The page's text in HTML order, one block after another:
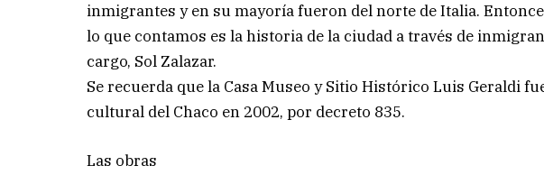
inmigrantes y en su mayoría fueron del norte de Italia.
lo que contamos es la historia de la ciudad a través de
cargo, Sol Zalazar.
Se recuerda que la Casa Museo y Sitio Histórico Luis Geraldi
cultural del Chaco en 2002, por decreto 835.
Las obras